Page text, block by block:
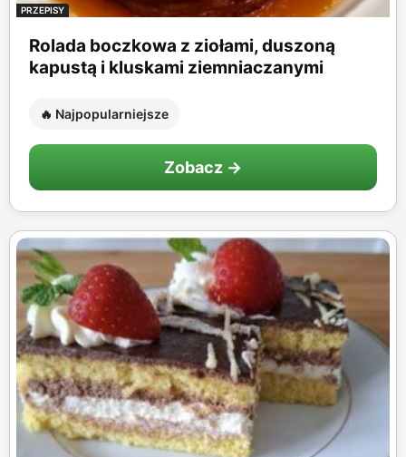
PRZEPISY
Rolada boczkowa z ziołami, duszoną
kapustą i kluskami ziemniaczanymi
🔥 Najpopularniejsze
Zobacz →